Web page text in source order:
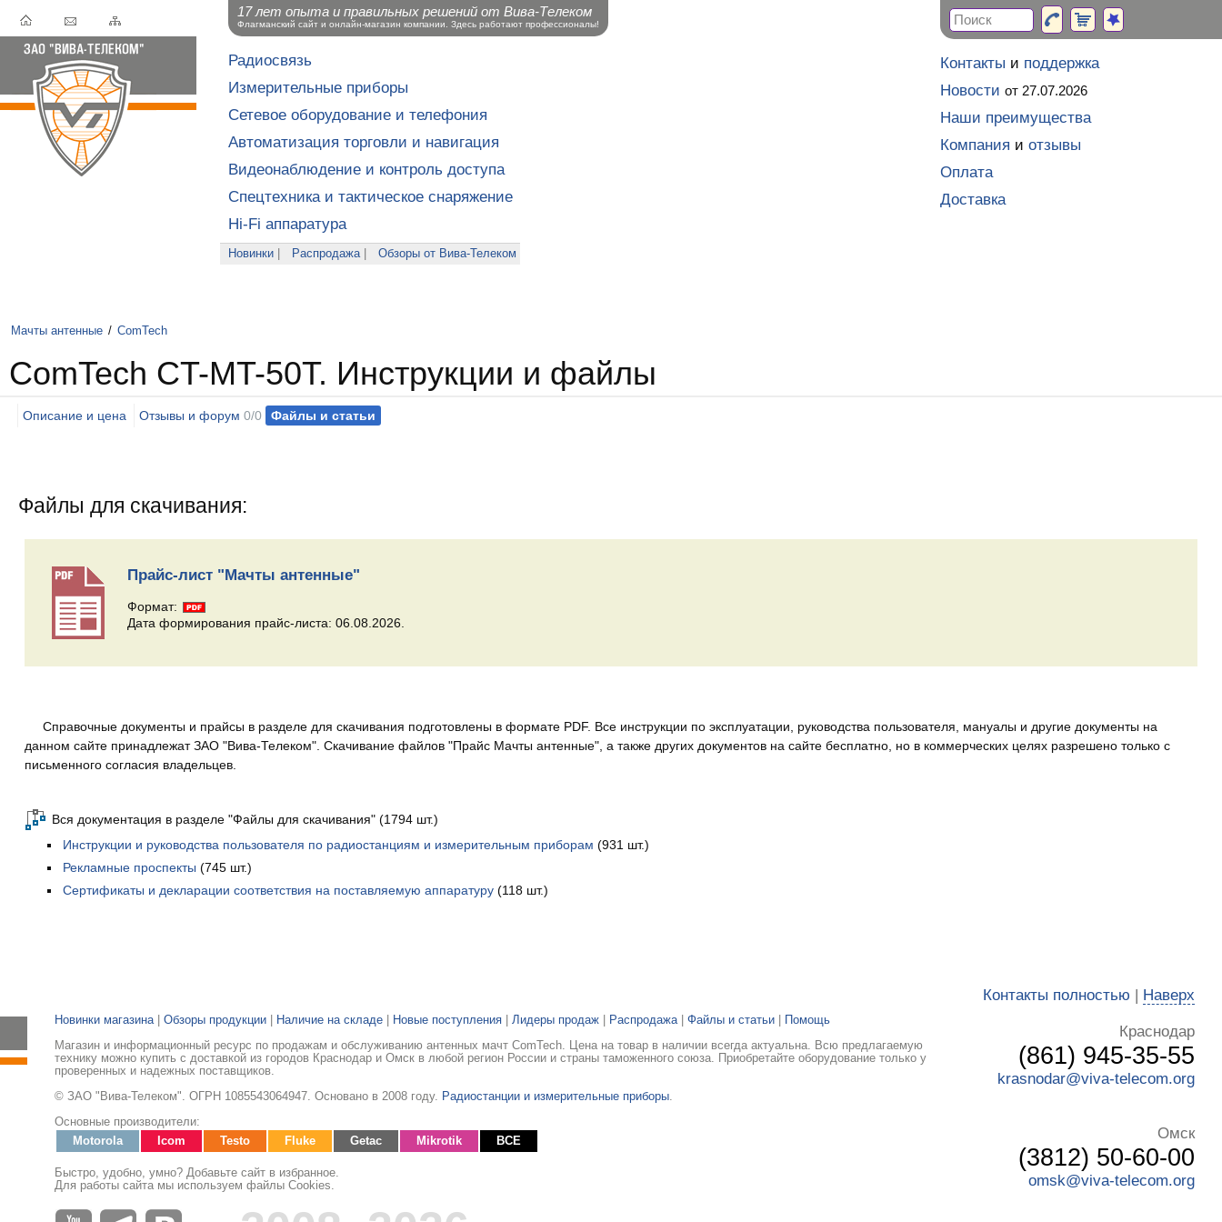
Радиосвязь
Измерительные приборы
Сетевое оборудование и телефония
Автоматизация торговли и навигация
Видеонаблюдение и контроль доступа
Спецтехника и тактическое снаряжение
Hi-Fi аппаратура
Новинки Распродажа| Обзоры от Вива-Телеком
Мачты антенные / ComTech
ComTech CT-MT-50T. Инструкции и файлы
Описание и цена Отзывы и форум 0/0 Файлы и статьи
Файлы для скачивания:
Прайс-лист "Мачты антенные"
Формат:
Дата формирования прайс-листа: 06.08.2026.
Справочные документы и прайсы в разделе для скачивания подготовлены в формате PDF. Все инструкции по эксплуатации, руководства пользователя, мануалы и другие документы на
данном сайте принадлежат ЗАО "Вива-Телеком". Скачивание файлов "Прайс Мачты антенные", а также других документов на сайте бесплатно, но в коммерческих целях разрешено только с
письменного согласия владельцев.
Вся документация в разделе "Файлы для скачивания" (1794 шт.)
Инструкции и руководства пользователя по радиостанциям и измерительным приборам (931 шт.)
Рекламные проспекты (745 шт.)
Сертификаты и декларации соответствия на поставляемую аппаратуру(118 шт.)
Новинки магазина Обзоры продукции Наличие на складе Новые поступления Лидеры продаж Распродажа Файлы и статьи
Помощь
Магазин и информационный ресурс по продажам и обслуживанию антенных мачт ComTech. Цена на товар в наличии всегда актуальна. Всю предлагаемую
технику можно купить с доставкой из городов Краснодар и Омск в любой регион России и страны таможенного союза. Приобретайте оборудование только у
проверенных и надежных поставщиков.
© ЗАО "Вива-Телеком". ОГРН 1085543064947. Основано в 2008 году.
Радиостанции и измерительные приборы
Основные производители:
Motorola
Icom Testo Fluke Getac Mikrotik ВСЕ
Быстро, удобно, умно? Добавьте сайт в избранное.
Для работы сайта мы используем файлы Cookies.
Контакты полностью | Наверх
Краснодар
(861) 945-35-55
krasnodar@viva-telecom.org
Омск
(3812) 50-60-00
omsk@viva-telecom.org
Контакты и поддержка
Новости от 27.07.2026
Наши преимущества
Компания и отзывы
Оплата
Доставка
17 лет опыта и правильных решений от Вива-Телеком
Флагманский сайт и онлайн-магазин компании. Здесь работают профессионалы!